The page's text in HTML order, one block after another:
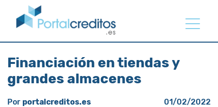
Financiación en tiendas y
grandes almacenes
Por portalcreditos.es 01/02/2022